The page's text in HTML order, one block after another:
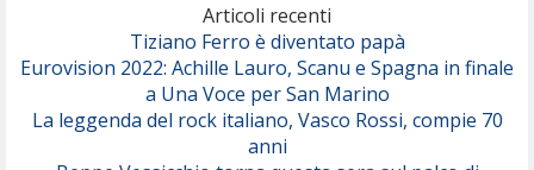
Articoli recenti
Tiziano Ferro è diventato papà
Eurovision 2022: Achille Lauro, Scanu e Spagna in finale
a Una Voce per San Marino
La leggenda del rock italiano, Vasco Rossi, compie 70
anni